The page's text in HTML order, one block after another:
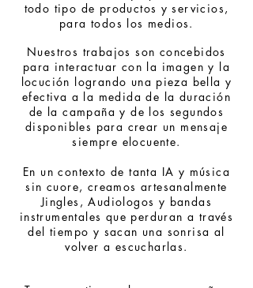
todo tipo de productos y servicios,
para todos los medios.
Nuestros trabajos son concebidos
para interactuar con la imagen y la
locución logrando una pieza bella y
efectiva a la medida de la duración
de la campaña y de los segundos
disponibles para crear un mensaje
siempre elocuente.
En un contexto de tanta IA y música
sin cuore, creamos artesanalmente
Jingles, Audiologos y bandas
instrumentales que perduran a través
del tiempo y sacan una sonrisa al
volver a escucharlas.